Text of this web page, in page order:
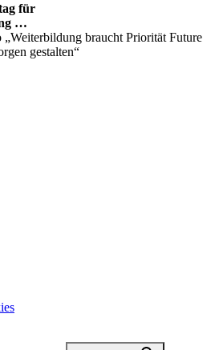
für
…
braucht Priorität Future
gestalten“